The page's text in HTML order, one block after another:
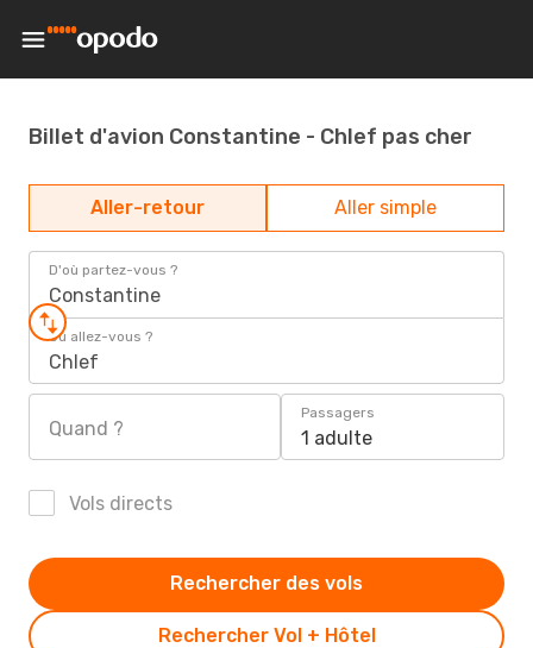
Billet d'avion Constantine - Chlef pas cher
Aller-retour Aller simple
D'où partez-vous ?
Constantine
Où allez-vous ?
Chlef
Quand ?
Passagers
1 adulte
Vols directs
Rechercher Vol + Hôtel
Rechercher des vols